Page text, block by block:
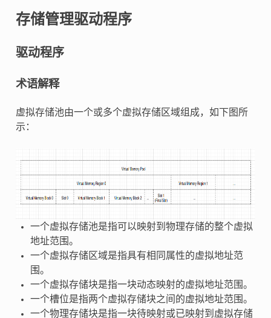
存储管理驱动程序
驱动程序
术语解释
虚拟存储池由一个或多个虚拟存储区域组成，如下图所
示：
一个虚拟存储池是指可以映射到物理存储的整个虚拟
地址范围。
一个虚拟存储区域是指具有相同属性的虚拟地址范
围。
一个虚拟存储块是指一块动态映射的虚拟地址范围。
一个槽位是指两个虚拟存储块之间的虚拟地址范围。
一个物理存储块是指一块待映射或已映射到虚拟存储